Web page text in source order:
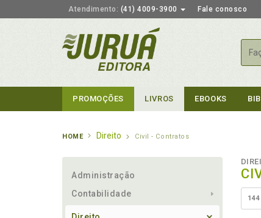
Atendimento: (41) 4009-3900 Fale conosco
PROMOÇÕES LIVROS EBOOKS
HOME Direito Civil - Contratos
Administração
Contabilidade
144